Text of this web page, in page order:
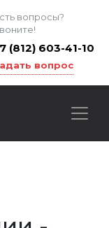
вопросы?
(812) 603-41-10
вопрос